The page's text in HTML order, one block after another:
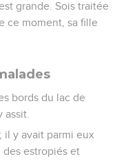
grande. Sois traitée
ce moment, sa fille
bords du lac de
assit.
il y avait parmi eux
des estropiés et